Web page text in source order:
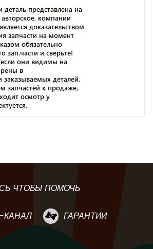
ЧТОБЫ ПОМОЧЬ
КАНАЛ
ГАРАНТИИ